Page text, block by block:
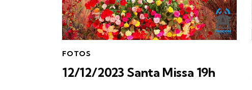
FOTOS
12/12/2023 Santa Missa 19h